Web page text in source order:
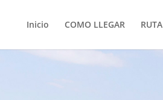
Inicio COMO LLEGAR RUTA